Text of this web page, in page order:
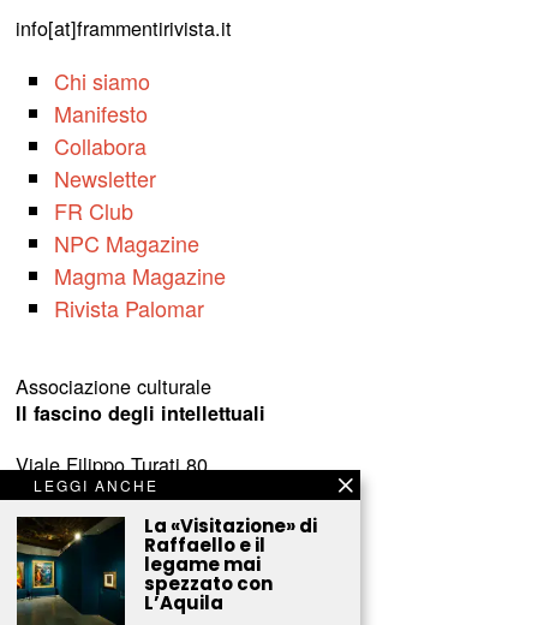
info[at]frammentirivista.it
Chi siamo
Manifesto
Collabora
Newsletter
FR Club
NPC Magazine
Magma Magazine
Rivista Palomar
Associazione culturale
Il fascino degli intellettuali
Viale Filippo Turati 80
c/o Castelnovo
23900 Lecco (LC)
www.fascinointellettuali.it
info[at]fascinointellettuali.it
LEGGI ANCHE
La «Visitazione» di
Raffaello e il
legame mai
spezzato con
L’Aquila